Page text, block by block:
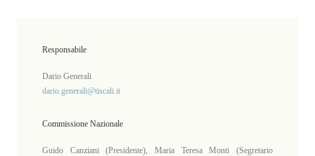
Responsabile
Dario Generali
dario.generali@tiscali.it
Commissione Nazionale
Guido Canziani (Presidente), Maria Teresa Monti (Segretario